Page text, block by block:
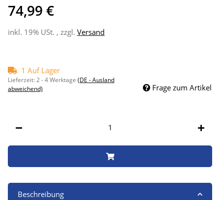
74,99 €
inkl. 19% USt. , zzgl. Versand
1 Auf Lager
Lieferzeit:2 - 4 Werktage (DE - Ausland
abweichend)
Frage zum Artikel
Beschreibung